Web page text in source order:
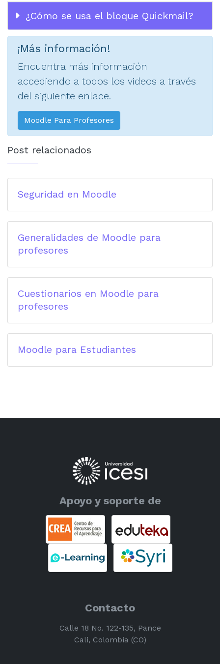
¿Cómo se usa el bloque Quickmail?
¡Más información!
Encuentra más información
accediendo a todos los videos a través
del siguiente enlace.
Moodle Para Profesores
Post relacionados
Seguridad en Moodle
Generalidades de Moodle para
profesores
Cuestionarios en Moodle para
profesores
Moodle para Estudiantes
Apoyo y soporte de
Contacto
Calle 18 No. 122-135, Pance
Cali, Colombia (CO)